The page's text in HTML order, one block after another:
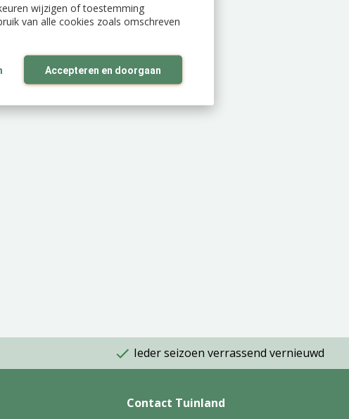
wijzigen of toestemming
van alle cookies zoals omschreven
Accepteren en doorgaan
Ieder seizoen verrassend vernieuwd
Contact Tuinland